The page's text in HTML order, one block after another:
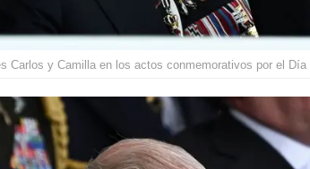
Carlos y Camilla en los actos conmemorativos por el Día